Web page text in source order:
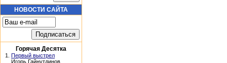
НОВОСТИ САЙТА
Горячая Десятка
1. Первый выстрел
Игорь Гайнутдинов